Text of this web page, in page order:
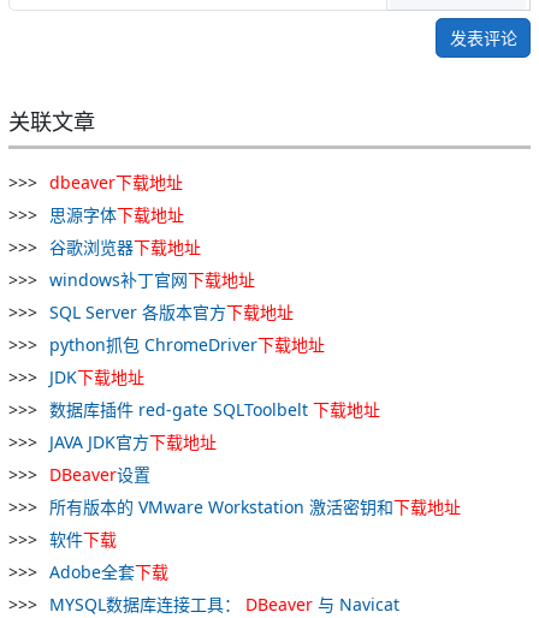
发表评论
关联文章
dbeaver下载地址
思源字体下载地址
谷歌浏览器下载地址
windows补丁官网下载地址
SQL Server 各版本官方下载地址
python抓包 ChromeDriver下载地址
JDK下载地址
数据库插件 red-gate SQLToolbelt 下载地址
JAVA JDK官方下载地址
DBeaver设置
所有版本的 VMware Workstation 激活密钥和下载地址
软件下载
Adobe全套下载
MYSQL数据库连接工具： DBeaver 与 Navicat